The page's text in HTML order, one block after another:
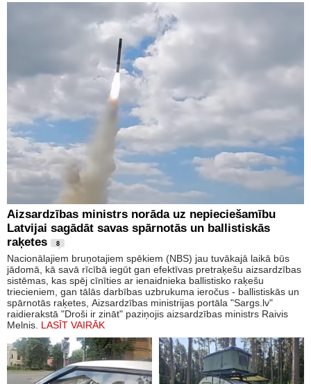
Aizsardzības ministrs norāda uz nepieciešamību
Latvijai sagādāt savas spārnotās un ballistiskās
raķetes
8
Nacionālajiem bruņotajiem spēkiem (NBS) jau tuvākajā laikā būs
jādomā, kā savā rīcībā iegūt gan efektīvas pretraķešu aizsardzības
sistēmas, kas spēj cīnīties ar ienaidnieka ballistisko raķešu
triecieniem, gan tālās darbības uzbrukuma ieročus - ballistiskās un
spārnotās raķetes, Aizsardzības ministrijas portāla "Sargs.lv"
raidierakstā "Droši ir zināt" paziņojis aizsardzības ministrs Raivis
Melnis. LASĪT VAIRĀK